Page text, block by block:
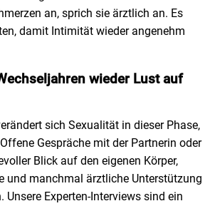
an, sprich sie ärztlich an. Es
damit Intimität wieder angenehm
wieder Lust auf
sich Sexualität in dieser Phase,
Gespräche mit der Partnerin oder
Blick auf den eigenen Körper,
und manchmal ärztliche Unterstützung
Unsere Experten-Interviews sind ein